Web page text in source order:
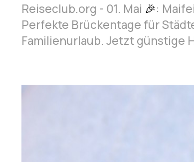
Reiseclub.org - 01. Mai 🎉:
Perfekte Brückentage für
Familienurlaub. Jetzt günstige